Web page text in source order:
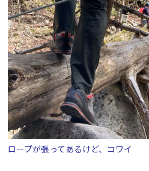
ロープが張ってあるけど、コワイ